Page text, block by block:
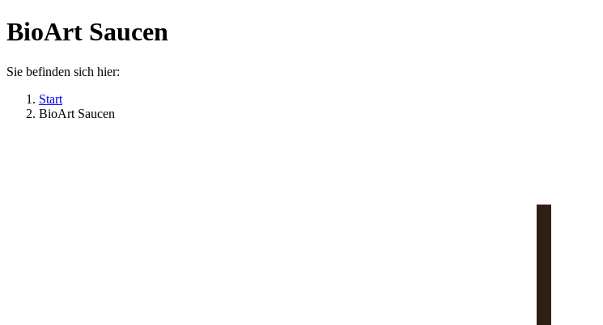
BioArt Saucen
Sie befinden sich hier:
Start
BioArt Saucen